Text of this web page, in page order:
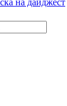
на дайджест